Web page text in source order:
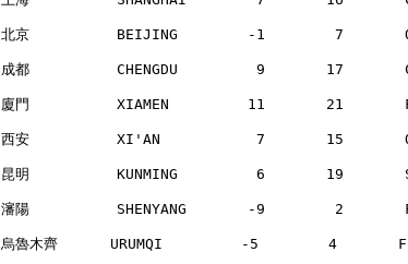
北京          BEIJING        -1        7
成都          CHENGDU         9       17
廈門          XIAMEN         11       21
西安          XI'AN           7       15
昆明          KUNMING         6       19
瀋陽          SHENYANG       -9        2
烏魯木齊      URUMQI         -5        4